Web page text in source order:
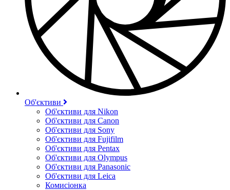
Об'єктиви
Об'єктиви для Nikon
Об'єктиви для Canon
Об'єктиви для Sony
Об'єктиви для Fujifilm
Об'єктиви для Pentax
Об'єктиви для Olympus
Об'єктиви для Panasonic
Об'єктиви для Leica
Комисіонка